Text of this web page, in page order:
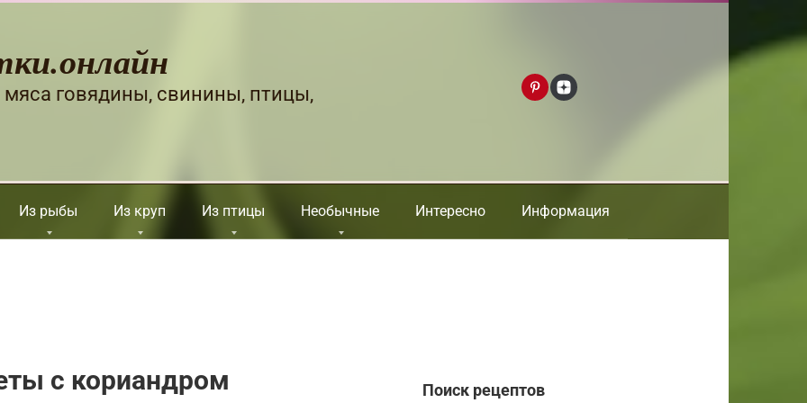
мяса говядины, свинины, птицы,
Из рыбы Из круп Из птицы Необычные Интересно Информация
с кориандром Поиск рецептов